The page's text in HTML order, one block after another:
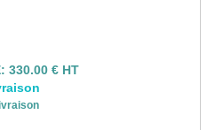
330.00 € HT